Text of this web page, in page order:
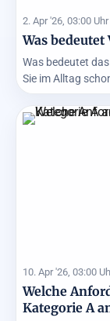
2. Apr '26, 03:00 Uhr
Was
Was bedeutet
Sie im Alltag
10. Apr '26, 03:00
Welche
Kategorie A